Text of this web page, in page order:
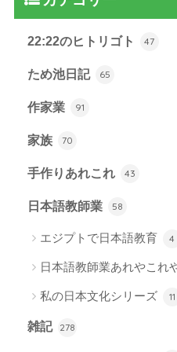
22:22のヒトリゴト 47
ため池日記 65
作家業 91
家族 70
手作りあれこれ 43
日本語教師業 58
エジプトで日本語教育 4
日本語教師業あれやこれ
私の日本文化シリーズ 11
雑記 278